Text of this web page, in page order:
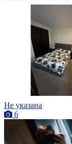
Не указана
6